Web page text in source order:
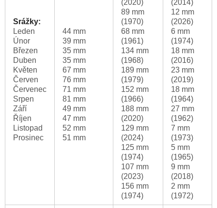
Srážky:
Leden
Únor
Březen
Duben
Květen
Červen
Červenec
Srpen
Září
Říjen
Listopad
Prosinec
44 mm
39 mm
35 mm
35 mm
67 mm
76 mm
71 mm
81 mm
49 mm
47 mm
52 mm
51 mm
(2020)
89 mm
(1970)
68 mm
(1961)
134 mm
(1968)
189 mm
(1979)
152 mm
(1966)
188 mm
(2020)
129 mm
(2024)
125 mm
(1974)
107 mm
(2023)
156 mm
(1974)
(2014)
12 mm
(2026)
6 mm
(1974)
18 mm
(2016)
23 mm
(2019)
18 mm
(1964)
27 mm
(1962)
7 mm
(1973)
5 mm
(1965)
9 mm
(2018)
2 mm
(1972)